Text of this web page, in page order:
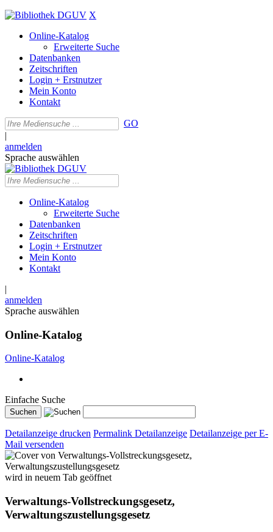
X
Online-Katalog
Erweiterte Suche
Datenbanken
Zeitschriften
Login + Erstnutzer
Mein Konto
Kontakt
GO
|
anmelden
Sprache auswählen
Online-Katalog
Erweiterte Suche
Datenbanken
Zeitschriften
Login + Erstnutzer
Mein Konto
Kontakt
|
anmelden
Sprache auswählen
Online-Katalog
Online-Katalog
Einfache Suche
Detailanzeige drucken Permalink Detailanzeige Detailanzeige per E-
Mail versenden
wird in neuem Tab geöffnet
Verwaltungs-Vollstreckungsgesetz,
Verwaltungszustellungsgesetz